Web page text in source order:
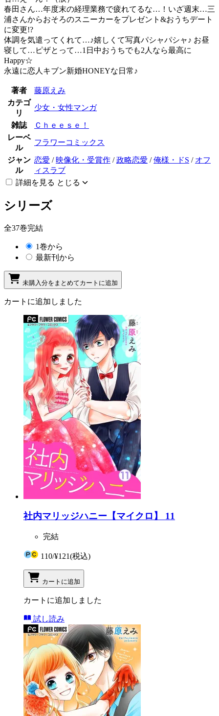
春田さん…年度末の経理業務で疲れてるな…！いざ週末…三
浦さんからおそろのスニーカーをプレゼント&おうちデート
に変更!?
体調を気遣ってくれて…♪嬉しくて写真パシャパシャ♪ お昼
寝して…ピザとって…1日中おうちでも2人なら最高に
Happy☆
永遠に恋人キブン新婚HONEYな日常♪
著者
藤原えみ
カテゴ
リ
少女・女性マンガ
雑誌
Ｃｈｅｅｓｅ！
レーベ
ル
フラワーコミックス
ジャン
ル
恋愛 / 映像化・受賞作 /政略恋愛 /俺様・ドS / オフ
ィスラブ
詳細を見る とじる
シリーズ
全37巻完結
1巻から
最新刊から
未購入分をまとめてカートに追加
カートに追加しました
社内マリッジハニー【マイクロ】 11
完結
110/¥121(税込)
カートに追加
カートに追加しました
試し読み